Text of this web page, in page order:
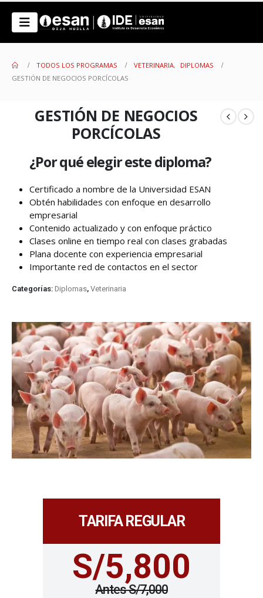
TODOS LOS PROGRAMAS VETERINARIA,
DIPLOMAS
GESTIÓN DE NEGOCIOS PORCÍCOLAS
GESTIÓN DE NEGOCIOS
PORCÍCOLAS
¿Por qué elegir este diploma?
Certificado a nombre de la Universidad ESAN
Obtén habilidades con enfoque en desarrollo
empresarial
Contenido actualizado y con enfoque práctico
Clases online en tiempo real con clases grabadas
Plana docente con experiencia empresarial
Importante red de contactos en el sector
Categorías: Diplomas, Veterinaria
TARIFA REGULAR
S/5,800
Antes S/7,000